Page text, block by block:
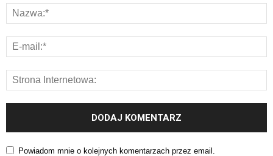
Powiadom mnie o kolejnych komentarzach przez email.